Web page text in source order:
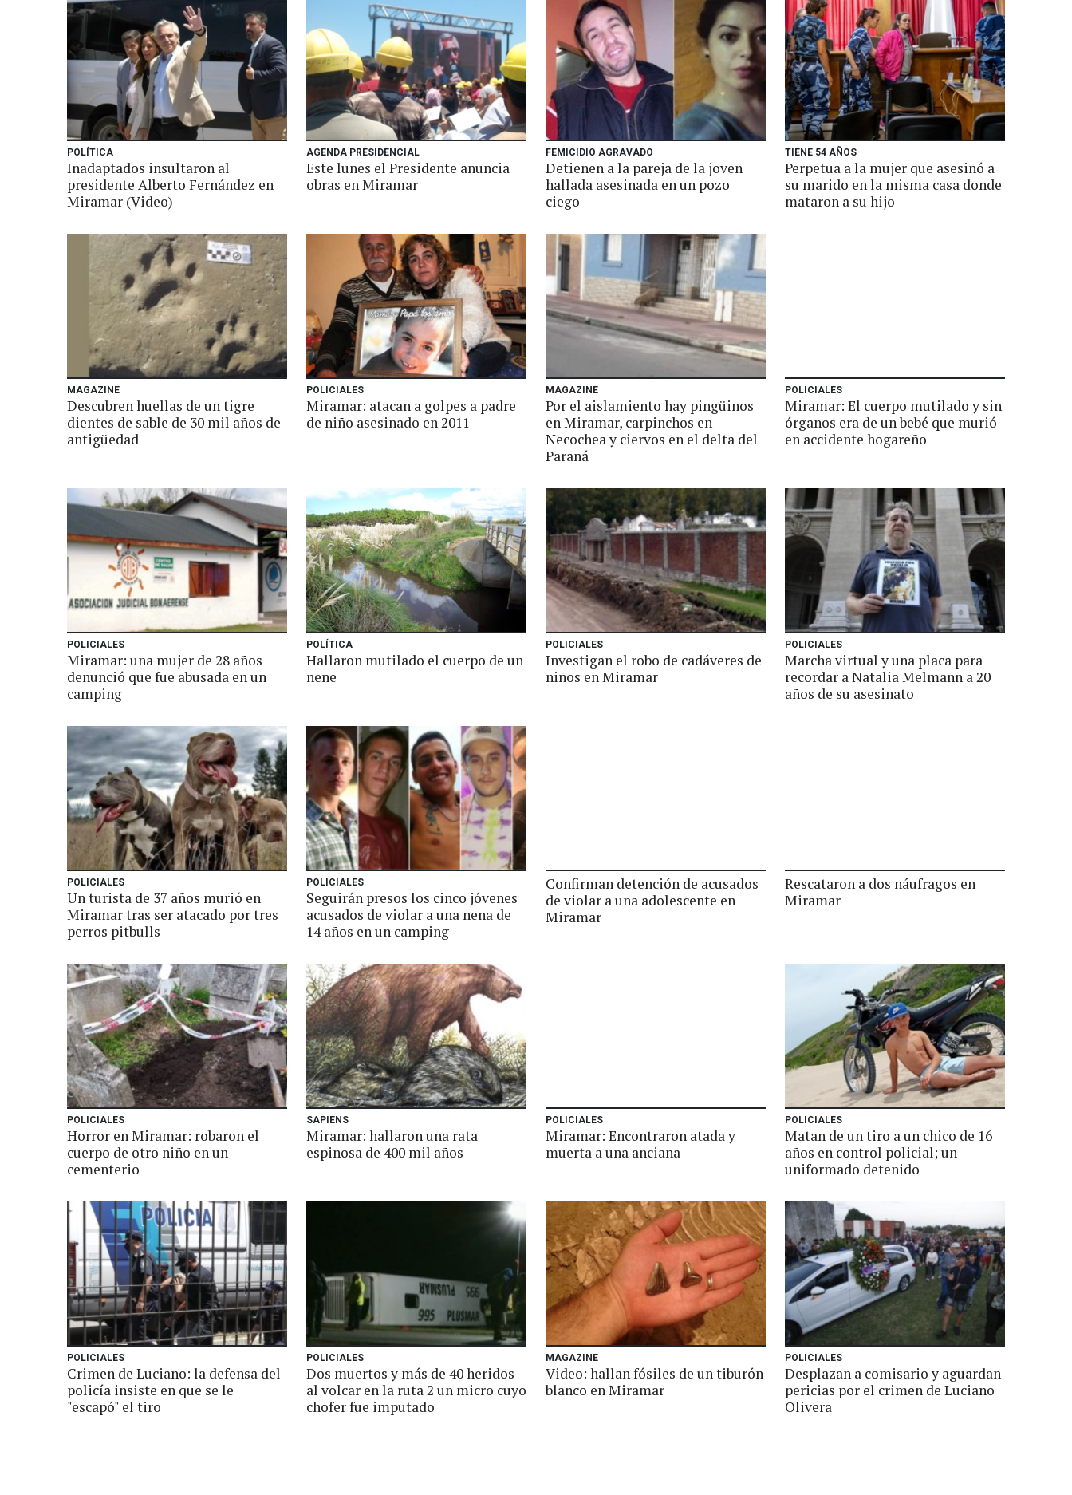
POLÍTICA
Inadaptados insultaron al
presidente Alberto Fernández en
Miramar (Video)
AGENDA PRESIDENCIAL
Este lunes el Presidente anuncia
obras en Miramar
FEMICIDIO AGRAVADO
Detienen a la pareja de la joven
hallada asesinada en un pozo
ciego
TIENE 54 AÑOS
Perpetua a la mujer que asesinó a
su marido en la misma casa donde
mataron a su hijo
MAGAZINE
Descubren huellas de un tigre
dientes de sable de 30 mil años de
antigüedad
POLICIALES
Miramar: atacan a golpes a padre
de niño asesinado en 2011
MAGAZINE
Por el aislamiento hay pingüinos
en Miramar, carpinchos en
Necochea y ciervos en el delta del
Paraná
POLICIALES
Miramar: El cuerpo mutilado y sin
órganos era de un bebé que murió
en accidente hogareño
POLICIALES
Miramar: una mujer de 28 años
denunció que fue abusada en un
camping
POLÍTICA
Hallaron mutilado el cuerpo de un
nene
POLICIALES
Investigan el robo de cadáveres de
niños en Miramar
POLICIALES
Marcha virtual y una placa para
recordar a Natalia Melmann a 20
años de su asesinato
POLICIALES
Un turista de 37 años murió en
Miramar tras ser atacado por tres
perros pitbulls
POLICIALES
Seguirán presos los cinco jóvenes
acusados de violar a una nena de
14 años en un camping
Confirman detención de acusados
de violar a una adolescente en
Miramar
Rescataron a dos náufragos en
Miramar
POLICIALES
Horror en Miramar: robaron el
cuerpo de otro niño en un
cementerio
SAPIENS
Miramar: hallaron una rata
espinosa de 400 mil años
POLICIALES
Miramar: Encontraron atada y
muerta a una anciana
POLICIALES
Matan de un tiro a un chico de 16
años en control policial; un
uniformado detenido
POLICIALES
Crimen de Luciano: la defensa del
policía insiste en que se le
"escapó" el tiro
POLICIALES
Dos muertos y más de 40 heridos
al volcar en la ruta 2 un micro cuyo
chofer fue imputado
MAGAZINE
Video: hallan fósiles de un tiburón
blanco en Miramar
POLICIALES
Desplazan a comisario y aguardan
pericias por el crimen de Luciano
Olivera